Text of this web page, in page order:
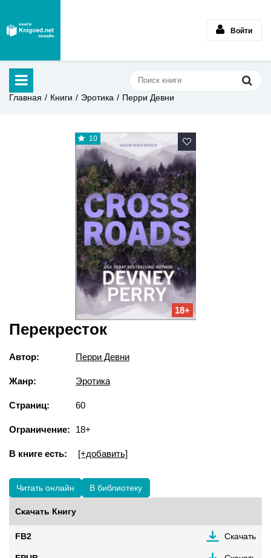
Войти
Главная Книги Эротика Перри Девни
10
18+
Перекресток
Автор: Перри Девни
Жанр: Эротика
Страниц: 60
Ограничение: 18+
В книге есть: [+добавить]
Читать онлайн В библиотеку
Скачать Книгу
FB2 Скачать